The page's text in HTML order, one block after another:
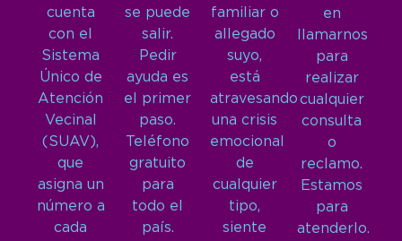
cuenta
con el
Sistema
Único de
Atención
Vecinal
(SUAV),
que
asigna un
número a
cada
se puede
salir.
Pedir
ayuda es
el primer
paso.
Teléfono
gratuito
para
todo el
país.
familiar o
allegado
suyo,
está
atravesando
una crisis
emocional
de
cualquier
tipo,
siente
en
llamarnos
para
realizar
cualquier
consulta
o
reclamo.
Estamos
para
atenderlo.